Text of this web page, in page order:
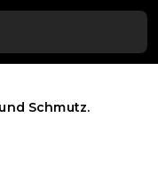
Schmutz.